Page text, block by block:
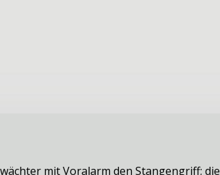
mit Voralarm den Stangengriff;